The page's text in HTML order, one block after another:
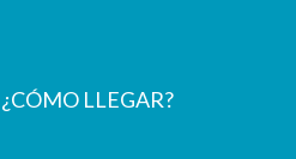
¿CÓMO LLEGAR?